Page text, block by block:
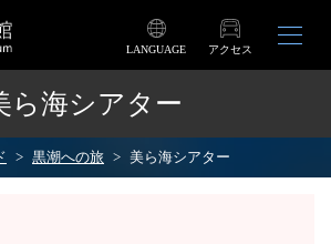
LANGUAGE アクセス
ら海シアター
黒潮への旅 美ら海シアター